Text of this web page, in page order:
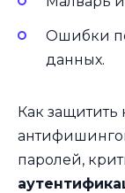
Ошибки
данных.
Как
паролей,